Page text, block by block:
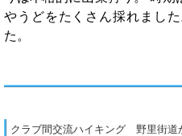
やうどをたくさん採れまし
た。
クラブ間交流ハイキング 野里街道